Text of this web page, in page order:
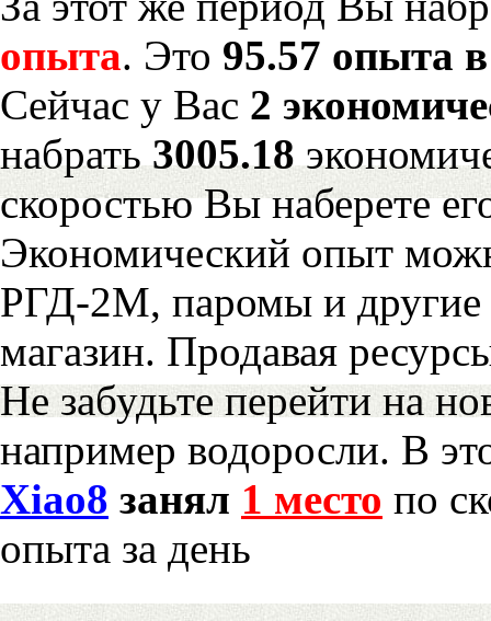
опыта. Это 95.57 опыта
Сейчас у Вас 2
набрать3005.18
скоростью Вы наберете
Экономический опыт
РГД-2М, паромы и другие
магазин. Продавая
Не забудьте перейти на
например водоросли. В
Xiao8 занял 1 место по
опыта за день